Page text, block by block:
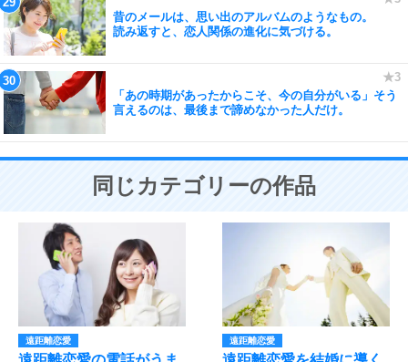
昔のメールは、思い出のアルバムのようなもの。
読み返すと、恋人関係の進化に気づける。
「あの時期があったからこそ、今の自分がいる」そう
言えるのは、最後まで諦めなかった人だけ。
同じカテゴリーの作品
遠距離恋愛 遠距離恋愛